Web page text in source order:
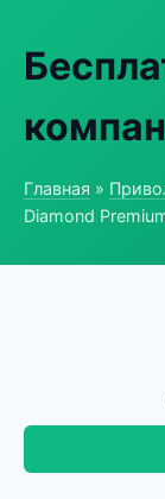
Главная »
Diamond